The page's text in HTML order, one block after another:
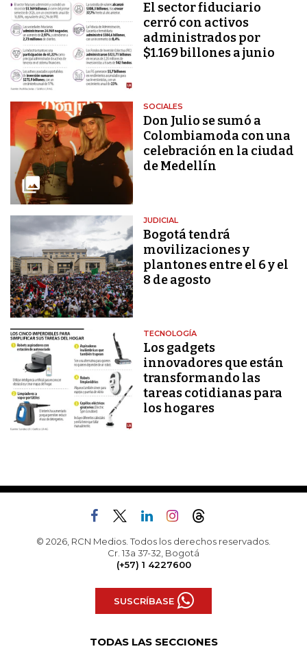
El sector fiduciario
cerró con activos
administrados por
$1.169 billones a junio
SOCIALES
Don Julio se sumó a
Colombiamoda con una
celebración en la ciudad
de Medellín
JUDICIAL
Bogotá tendrá
movilizaciones y
plantones entre el 6 y el
8 de agosto
TECNOLOGÍA
Los gadgets
innovadores que están
transformando las
tareas cotidianas para
los hogares
© 2026, RCN Medios. Todos los derechos reservados.
Cr. 13a 37-32, Bogotá
(+57) 1 4227600
SUSCRÍBASE
TODAS LAS SECCIONES